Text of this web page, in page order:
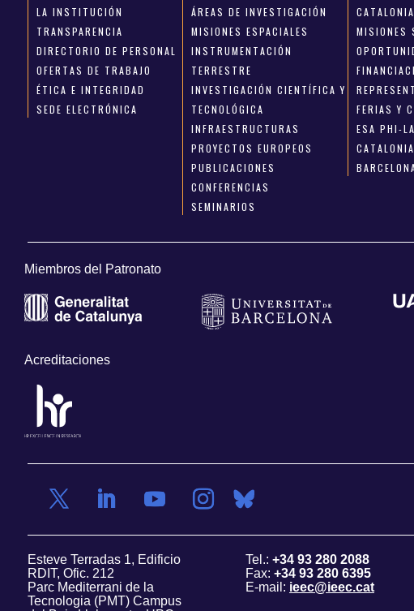
LA INSTITUCIÓN
TRANSPARENCIA
DIRECTORIO DE PERSONAL
OFERTAS DE TRABAJO
ÉTICA E INTEGRIDAD
SEDE ELECTRÓNICA
ÁREAS DE INVESTIGACIÓN
MISIONES ESPACIALES
INSTRUMENTACIÓN
TERRESTRE
INVESTIGACIÓN CIENTÍFICA Y
TECNOLÓGICA
INFRAESTRUCTURAS
PROYECTOS EUROPEOS
PUBLICACIONES
CONFERENCIAS
SEMINARIOS
MISIONES
FERIAS Y
ESA PHI-
Miembros del Patronato
Acreditaciones
Esteve Terradas 1, Edificio
RDIT, Ofic. 212
Parc Mediterrani de la
Tecnologia (PMT) Campus
Tel.: +34 93 280 2088
Fax: +34 93 280 6395
E-mail: ieec@ieec.cat